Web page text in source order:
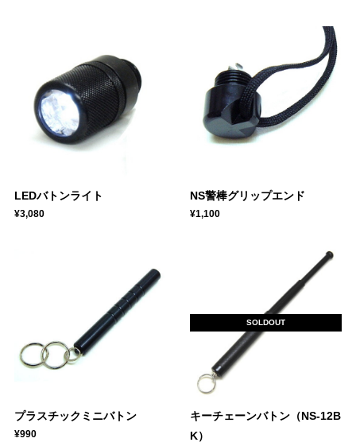
LEDバトンライト
¥3,080
NS警棒グリップエンド
¥1,100
プラスチックミニバトン
¥990
SOLDOUT
キーチェーンバトン（NS-12B
K）